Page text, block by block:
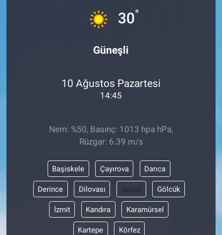
30°
Güneşli
10 Ağustos Pazartesi
14:45
Nem: %50, Basınç: 1013 hpa hPa,
Rüzgar: 6.39 m/s
Başiskele Çayırova Darıca
Derince Dilovası Gebze Gölcük
İzmit Kandıra Karamürsel
Kartepe Körfez